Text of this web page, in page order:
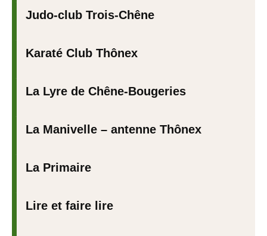
Judo-club Trois-Chêne
Karaté Club Thônex
La Lyre de Chêne-Bougeries
La Manivelle – antenne Thônex
La Primaire
Lire et faire lire